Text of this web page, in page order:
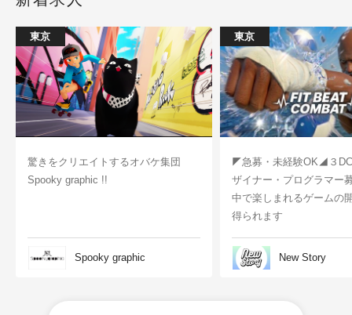
東京
驚きをクリエイトするオバケ集団
Spooky graphic !!
Spooky graphic
東京
◤急募・未経験OK◢３
ザイナー・プログラマー
中で楽しまれるゲームの
得られます
New Story